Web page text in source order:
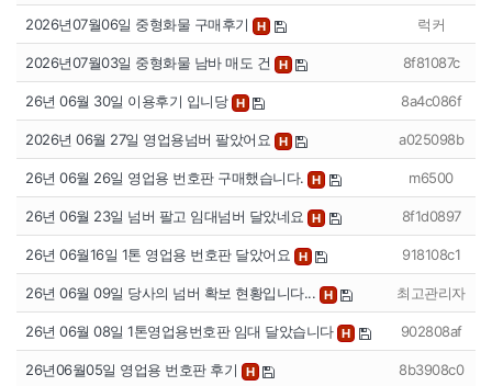
2026년07월06일 중형화물 구매후기 H 럭커
2026년07월03일 중형화물 남바 매도 건 H 8f81087c
26년 06월 30일 이용후기 입니당 H 8a4c086f
2026년 06월 27일 영업용넘버 팔았어요 H a025098b
26년 06월 26일 영업용 번호판 구매했습니다. H m6500
26년 06월 23일 넘버 팔고 임대넘버 달았네요 H 8f1d0897
26년 06월16일 1톤 영업용 번호판 달았어요 H 918108c1
26년 06월 09일 당사의 넘버 확보 현황입니다... H 최고관리자
26년 06월 08일 1톤영업용번호판 임대 달았습니다 H 902808af
26년06월05일 영업용 번호판 후기 H 8b3908c0